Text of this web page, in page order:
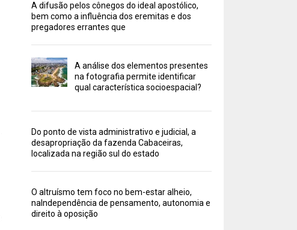
A difusão pelos cônegos do ideal apostólico,
bem como a influência dos eremitas e dos
pregadores errantes que
A análise dos elementos presentes
na fotografia permite identificar
qual característica socioespacial?
Do ponto de vista administrativo e judicial, a
desapropriação da fazenda Cabaceiras,
localizada na região sul do estado
O altruísmo tem foco no bem-estar alheio,
naIndependência de pensamento, autonomia e
direito à oposição